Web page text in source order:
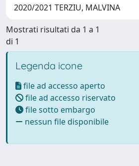
2020/2021 TERZIU, MALVINA
Mostrati risultati da 1 a 1
di 1
Legenda icone
file ad accesso aperto
file ad accesso riservato
file sotto embargo
nessun file disponibile